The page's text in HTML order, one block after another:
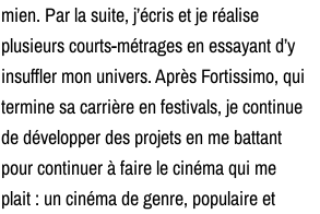
mien. Par la suite, j’écris et je réalise
plusieurs courts-métrages en essayant d’y
insuffler mon univers. Après Fortissimo, qui
termine sa carrière en festivals, je continue
de développer des projets en me battant
pour continuer à faire le cinéma qui me
plait : un cinéma de genre, populaire et